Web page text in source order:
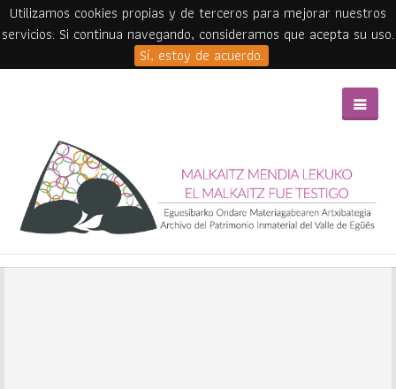
Utilizamos cookies propias y de terceros para mejorar nuestros
servicios. Si continua navegando, consideramos que acepta su uso.
Sí, estoy de acuerdo.